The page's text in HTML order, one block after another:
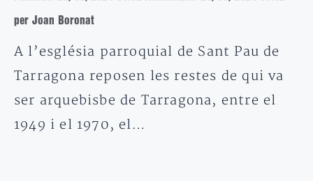
per Joan Boronat
A l’església parroquial de Sant Pau de
Tarragona reposen les restes de qui va
ser arquebisbe de Tarragona, entre el
1949 i el 1970, el…